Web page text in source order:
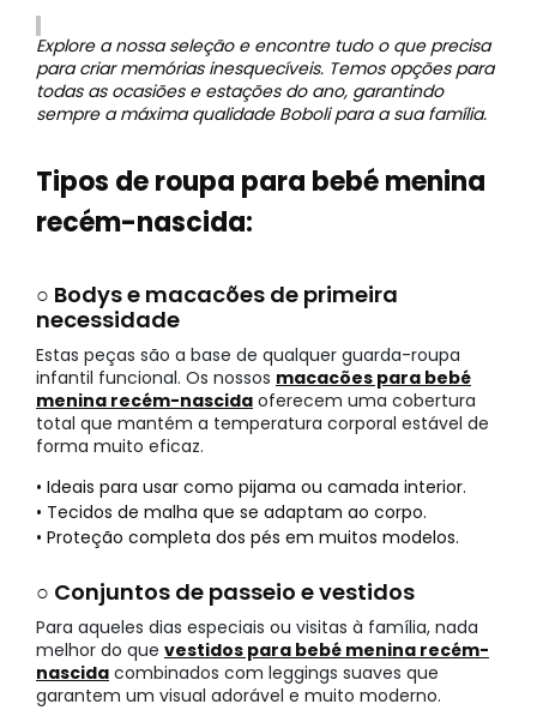
Explore a nossa seleção e encontre tudo o que precisa
para criar memórias inesquecíveis. Temos opções para
todas as ocasiões e estações do ano, garantindo
sempre a máxima qualidade Boboli para a sua família.
Tipos de roupa para bebé menina
recém-nascida:
○ Bodys e macacões de primeira
necessidade
Estas peças são a base de qualquer guarda-roupa
infantil funcional. Os nossos macacões para bebé
menina recém-nascida oferecem uma cobertura
total que mantém a temperatura corporal estável de
forma muito eficaz.
• Ideais para usar como pijama ou camada interior.
• Tecidos de malha que se adaptam ao corpo.
• Proteção completa dos pés em muitos modelos.
○ Conjuntos de passeio e vestidos
Para aqueles dias especiais ou visitas à família, nada
melhor do que vestidos para bebé menina recém-
nascida combinados com leggings suaves que
garantem um visual adorável e muito moderno.